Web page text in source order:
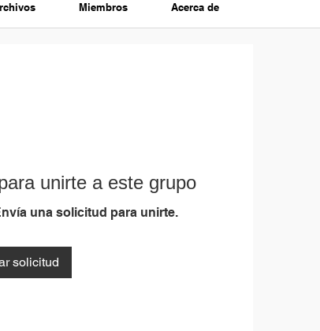
Miembros Acerca de
unirte a este grupo
una solicitud para unirte.
solicitud